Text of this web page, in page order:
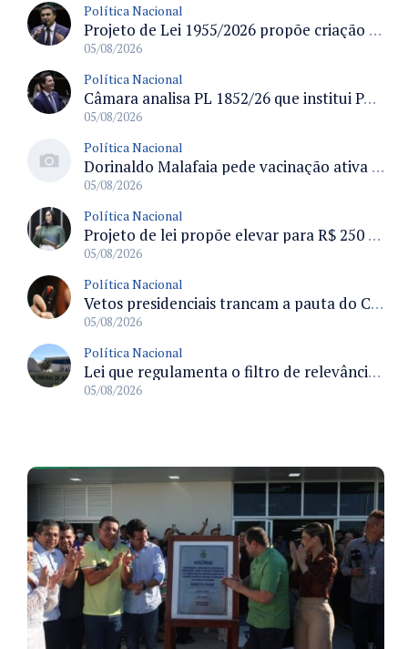
Política Nacional
Projeto de Lei 1955/2026 propõe criação de geração livre de fumo ao restringir venda de vapes a nascidos desde 1º de janeiro de 2009
05/08/2026
Política Nacional
Câmara analisa PL 1852/26 que institui Política Nacional de Gestão de Desempenho e Eficiência para servidores públicos
05/08/2026
Política Nacional
Dorinaldo Malafaia pede vacinação ativa ao Ministério da Saúde para reverter queda na cobertura vacinal no Brasil
05/08/2026
Política Nacional
Projeto de lei propõe elevar para R$ 250 mil limite de isenção do IPI para pessoas com deficiência e autismo
05/08/2026
Política Nacional
Vetos presidenciais trancam a pauta do Congresso com 87 itens pendentes e incluem trechos do Orçamento de 2026
05/08/2026
Política Nacional
Lei que regulamenta o filtro de relevância no STJ define requisitos para recurso especial e efeitos processuais
05/08/2026